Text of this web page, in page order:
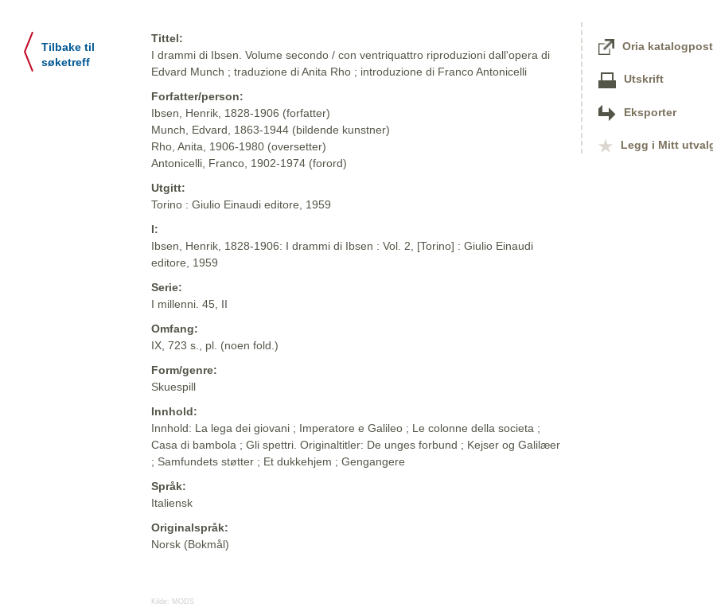
Tilbake til
søketreff
Tittel:
I drammi di Ibsen. Volume secondo / con ventriquattro riproduzioni dall'opera di
Edvard Munch ; traduzione di Anita Rho ; introduzione di Franco Antonicelli
Forfatter/person:
Ibsen, Henrik, 1828-1906 (forfatter)
Munch, Edvard, 1863-1944 (bildende kunstner)
Rho, Anita, 1906-1980 (oversetter)
Antonicelli, Franco, 1902-1974 (forord)
Utgitt:
Torino : Giulio Einaudi editore, 1959
I:
Ibsen, Henrik, 1828-1906: I drammi di Ibsen : Vol. 2, [Torino] : Giulio Einaudi
editore, 1959
Serie:
I millenni. 45, II
Omfang:
IX, 723 s., pl. (noen fold.)
Form/genre:
Skuespill
Innhold:
Innhold: La lega dei giovani ; Imperatore e Galileo ; Le colonne della societa ;
Casa di bambola ; Gli spettri. Originaltitler: De unges forbund ; Kejser og Galilæer
; Samfundets støtter ; Et dukkehjem ; Gengangere
Språk:
Italiensk
Originalspråk:
Norsk (Bokmål)
Kilde: MODS
Oria katalogpost
Utskrift
Eksporter
Legg i Mitt